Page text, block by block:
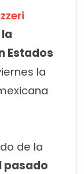
Estados
la
de la
pasado